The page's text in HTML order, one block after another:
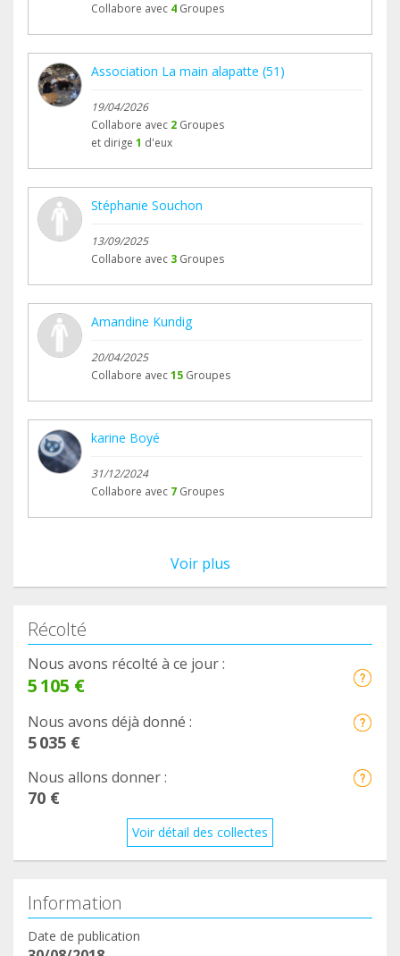
Collabore avec 4 Groupes
Association La main alapatte (51)
19/04/2026
Collabore avec 2 Groupes
et dirige 1 d'eux
Stéphanie Souchon
13/09/2025
Collabore avec 3 Groupes
Amandine Kundig
20/04/2025
Collabore avec15 Groupes
karine Boyé
31/12/2024
Collabore avec 7 Groupes
Voir plus
Récolté
Nous avons récolté à ce jour :
5 105 €
Nous avons déjà donné :
5 035 €
Nous allons donner :
70 €
Voir détail des collectes
Information
Date de publication